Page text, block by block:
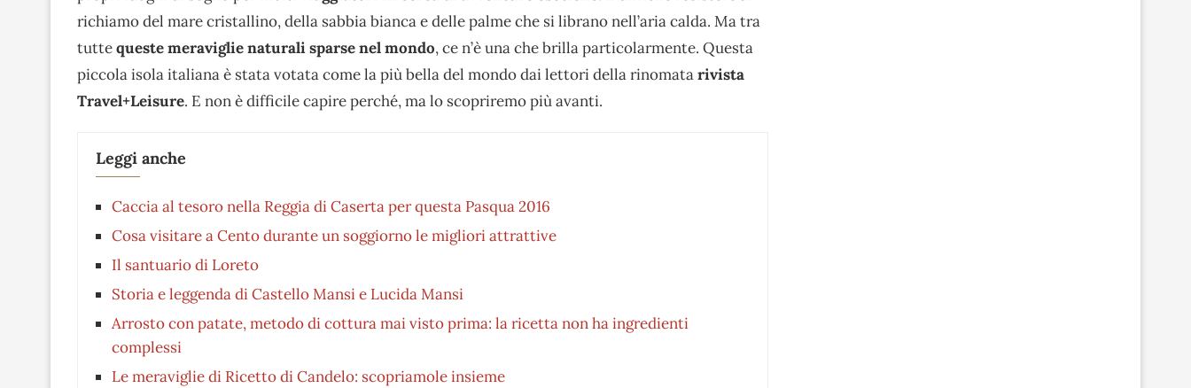
richiamo del mare cristallino, della sabbia bianca e delle palme che si librano nell’aria calda. Ma tra
tuttequeste meraviglie naturali sparse nel mondo, ce n’è una che brilla particolarmente. Questa
piccola isola italiana è stata votata come la più bella del mondo dai lettori della rinomatarivista
Travel+Leisure. E non è difficile capire perché, ma lo scopriremo più avanti.
Leggi anche
Caccia al tesoro nella Reggia di Caserta per questa Pasqua 2016
Cosa visitare a Cento durante un soggiorno le migliori attrattive
Il santuario di Loreto
Storia e leggenda di Castello Mansi e Lucida Mansi
Arrosto con patate, metodo di cottura mai visto prima: la ricetta non ha ingredienti
complessi
Le meraviglie di Ricetto di Candelo: scopriamole insieme